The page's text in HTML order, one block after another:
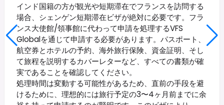
インド国籍の方が観光や短期滞在でフランスを訪問する
場合、シェンゲン短期滞在ビザが絶対に必要です。フラ
ンス大使館/領事館に代わって申請を処理するVFS
Globalを通じて申請する必要があります。パスポート、
航空券とホテルの予約、海外旅行保険、資金証明、そし
て旅程を説明するカバーレターなど、すべての書類が確
実であることを確認してください。
処理時間は変動する可能性があるため、直前の手段を避
けるために、理想的には旅行予定の3〜4ヶ月前までに余